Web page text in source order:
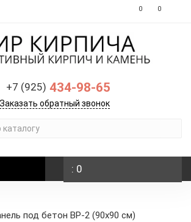
0 0
+7 (925) 434-98-65
Заказать обратный звонок
: 0
под бетон BP-2 (90х90 см)